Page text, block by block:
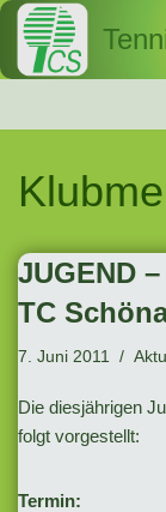
Zum
JUGEND
TC
7. Juni 2011
Die diesjährigen
folgt vorgestellt:
Termin: